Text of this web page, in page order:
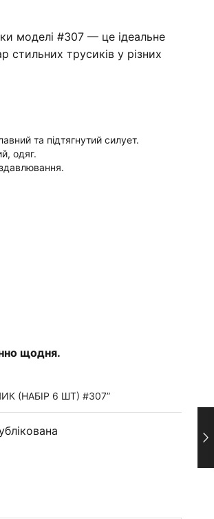
моделі #307 — це ідеальне
стильних трусиків у різних
та підтягнутий силует.
одяг.
щодня.
(НАБІР 6 ШТ) #307”